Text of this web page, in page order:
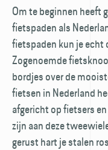
Om te beginnen heeft
fietspaden als
fietspaden kun je echt
Zogenoemde
bordjes over de
fietsen in Nederland
afgericht op fietsers
zijn aan deze
gerust hart je stalen